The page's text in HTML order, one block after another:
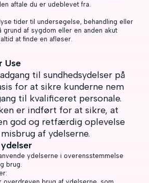
aftale du er udeblevet fra.
tider til undersøgelse, behandling eller
grund af sygdom eller en anden akut
at finde en afløser.
Use
til sundhedsydelser på
for at sikre kunderne nem
til kvalificeret personale.
er indført for at sikre, at
god og retfærdig oplevelse
af ydelserne.
ydelserne i overensstemmelse
brug.